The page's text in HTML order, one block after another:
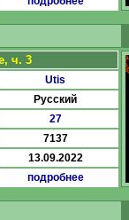
ч. 3
Utis
Русский
27
7137
13.09.2022
подробнее